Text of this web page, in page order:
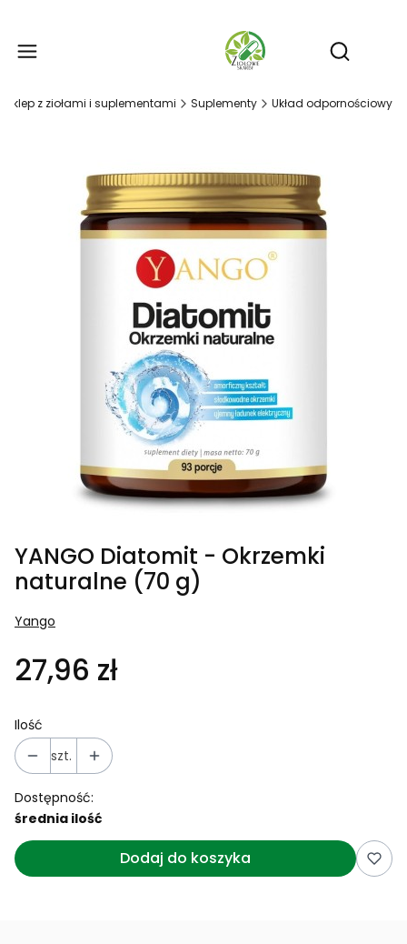
Otwórz
sklep z ziołami i suplementami Suplementy Układ odpornościowy
YANGO Diatomit - Okrzemki
naturalne (70 g)
Yango
27,96 zł
Ilość
szt.
Dostępność:
średnia ilość
Dodaj do koszyka